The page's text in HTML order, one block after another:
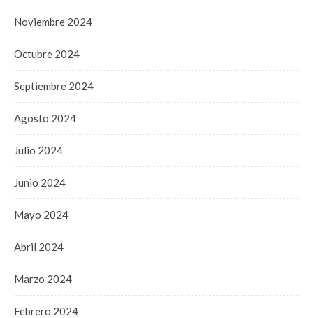
Noviembre 2024
Octubre 2024
Septiembre 2024
Agosto 2024
Julio 2024
Junio 2024
Mayo 2024
Abril 2024
Marzo 2024
Febrero 2024